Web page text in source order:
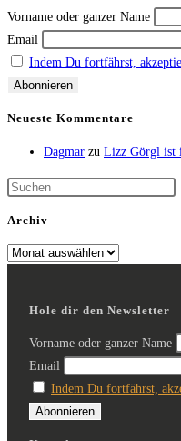
Vorname oder ganzer Name
Email
Indem Du fortfährst,
Neueste Kommentare
Dagmar zu Lizz Görgl ist
Archiv
Hole dir den Newsletter
Vorname oder ganzer Name
Email
Indem Du fortfährst,